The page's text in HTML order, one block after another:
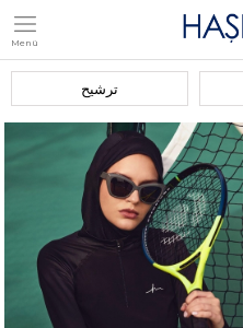
Menü
ترشيح